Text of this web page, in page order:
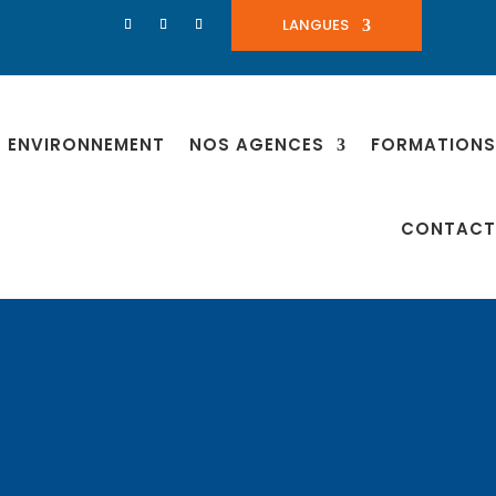
LANGUES
ENVIRONNEMENT NOS AGENCES FORMATIONS
CONTACT